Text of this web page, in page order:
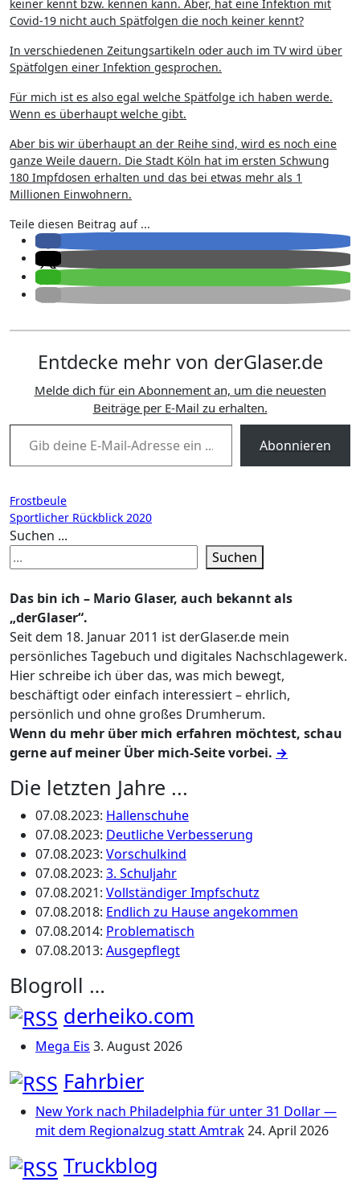
keiner kennt bzw. kennen kann. Aber, hat eine Infektion mit
Covid-19 nicht auch Spätfolgen die noch keiner kennt?
In verschiedenen Zeitungsartikeln oder auch im TV wird über
Spätfolgen einer Infektion gesprochen.
Für mich ist es also egal welche Spätfolge ich haben werde.
Wenn es überhaupt welche gibt.
Aber bis wir überhaupt an der Reihe sind, wird es noch eine
ganze Weile dauern. Die Stadt Köln hat im ersten Schwung
180 Impfdosen erhalten und das bei etwas mehr als 1
Millionen Einwohnern.
Teile diesen Beitrag auf ...
Entdecke mehr von derGlaser.de
Melde dich für ein Abonnement an, um die neuesten
Beiträge per E-Mail zu erhalten.
Gib deine E-Mail-Adresse ein ...
Abonnieren
Beitragsnavigation
Frostbeule
Sportlicher Rückblick 2020
Suchen ...
Suchen
Das bin ich – Mario Glaser, auch bekannt als
„derGlaser“.
Seit dem 18. Januar 2011 ist derGlaser.de mein
persönliches Tagebuch und digitales Nachschlagewerk.
Hier schreibe ich über das, was mich bewegt,
beschäftigt oder einfach interessiert – ehrlich,
persönlich und ohne großes Drumherum.
Wenn du mehr über mich erfahren möchtest, schau
gerne auf meiner Über mich-Seite vorbei. →
Die letzten Jahre ...
07.08.2023: Hallenschuhe
07.08.2023: Deutliche Verbesserung
07.08.2023: Vorschulkind
07.08.2023: 3. Schuljahr
07.08.2021: Vollständiger Impfschutz
07.08.2018: Endlich zu Hause angekommen
07.08.2014: Problematisch
07.08.2013: Ausgepflegt
Blogroll …
derheiko.com
Mega Eis 3. August 2026
Fahrbier
New York nach Philadelphia für unter 31 Dollar —
mit dem Regionalzug statt Amtrak24. April 2026
Truckblog